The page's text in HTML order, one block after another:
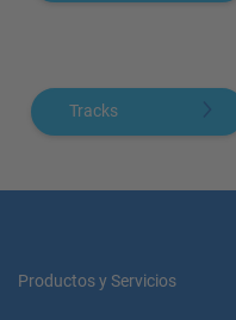
Tracks
Productos y Servicios